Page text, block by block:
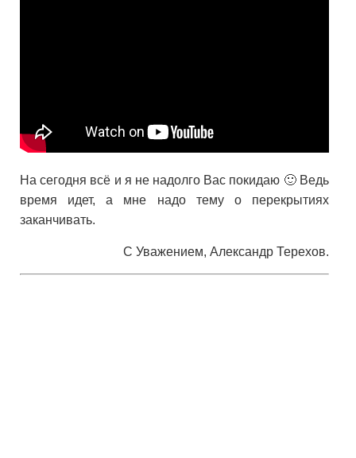
На сегодня всё и я не надолго Вас покидаю 🙂 Ведь
время идет, а мне надо тему о перекрытиях
заканчивать.
С Уважением, Александр Терехов.